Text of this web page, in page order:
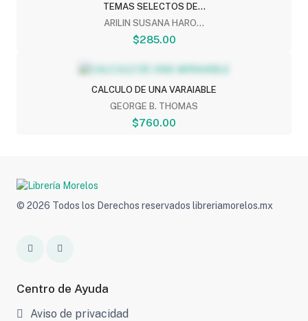
TEMAS SELECTOS DE...
ARILIN SUSANA HARO...
$285.00
CALCULO DE UNA VARAIABLE
GEORGE B. THOMAS
$760.00
© 2026 Todos los Derechos reservados libreriamorelos.mx
Centro de Ayuda
Aviso de privacidad